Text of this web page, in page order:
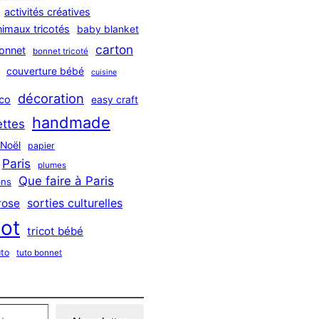
activités créatives
tricotés baby blanket
bonnet tricoté carton
couverture bébé cuisine
décoration easy craft
handmade
Noël papier
Paris plumes
Que faire à Paris
sorties culturelles
tricot bébé
tuto bonnet